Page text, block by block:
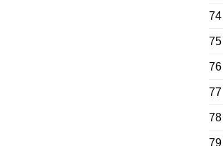
74
75
76
77
78
79